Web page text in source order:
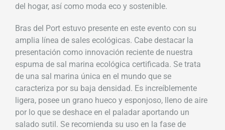
del hogar, así como moda eco y sostenible.
Bras del Port estuvo presente en este evento con su
amplia línea de sales ecológicas. Cabe destacar la
presentación como innovación reciente de nuestra
espuma de sal marina ecológica certificada. Se trata
de una sal marina única en el mundo que se
caracteriza por su baja densidad. Es increíblemente
ligera, posee un grano hueco y esponjoso, lleno de aire
por lo que se deshace en el paladar aportando un
salado sutil. Se recomienda su uso en la fase de